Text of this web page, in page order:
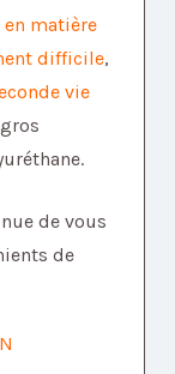
matière
difficile,
vie
de vous
de